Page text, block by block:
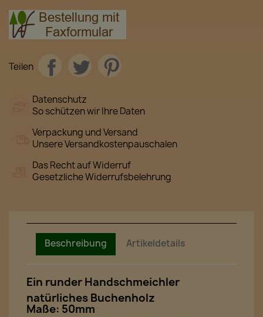
Teilen
Datenschutz
So schützen wir Ihre Daten
Verpackung und Versand
Unsere Versandkostenpauschalen
Das Recht auf Widerruf
Gesetzliche Widerrufsbelehrung
Beschreibung Artikeldetails
Ein runder Handschmeichler
natürliches Buchenholz
Maße: 50mm